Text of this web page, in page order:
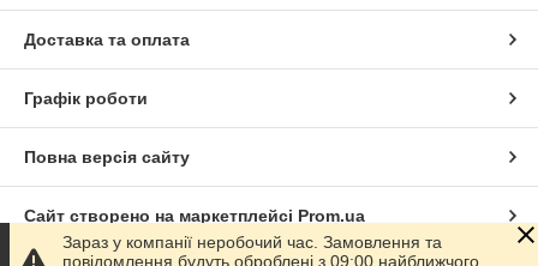
Доставка та оплата
Графік роботи
Повна версія сайту
Сайт створено на маркетплейсі Prom.ua
Зараз у компанії неробочий час. Замовлення та
повідомлення будуть оброблені з 09:00 найближчого